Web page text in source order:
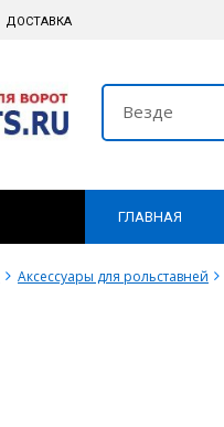
ДОСТАВКА
Везде
ГЛАВНАЯ
Аксессуары для рольставней